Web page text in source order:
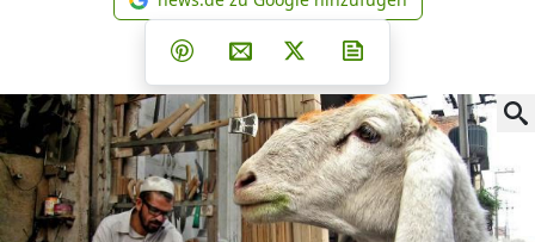
news.de zu Google
Teilen auf Facebook
Teilen auf Whatsapp
Teilen auf Telegram
Teilen auf Pinterest
Per E-Mail teilen
Post auf X